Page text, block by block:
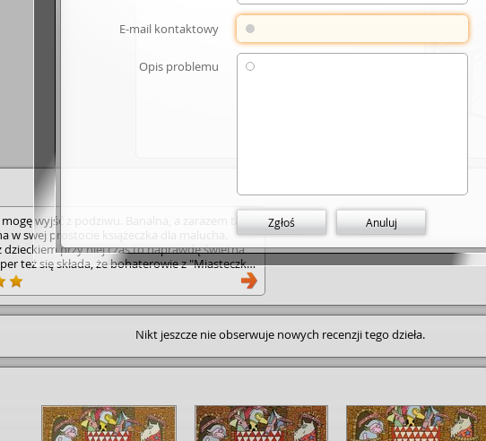
wyjść z podziwu. Banalna, a zarazem tak
w swej prostocie książeczka dla malucha.
dzieckiem przy niej czas to naprawdę świetna
też się składa, że bohaterowie z "Miasteczka
również i w kolejnych publikacjach z
wszystkim rodzicom tą, będącą inspiracją
zabawy "bajkę". Jest świetna.
Nikt jeszcze nie obserwuje nowych recenzji tego dzieła.
E-mail kontaktowy
Opis problemu
Zgłoś Anuluj